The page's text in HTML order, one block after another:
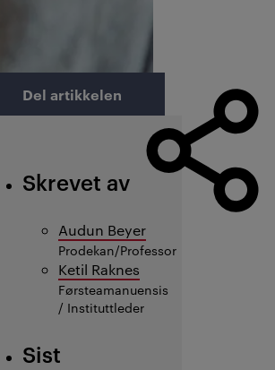
Del artikkelen
Skrevet av
Audun Beyer
Prodekan/Professor
Ketil Raknes
Førsteamanuensis
/ Instituttleder
Sist